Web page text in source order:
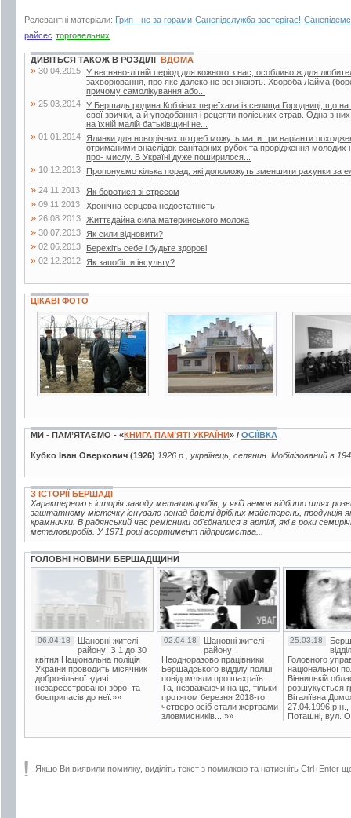
Релевантні матеріали: Грип - не за горами Санепідслужба застерігає!
райсес торговельних
ДИВІТЬСЯ ТАКОЖ В РОЗДІЛІ ВДОМА
» 30.04.2015 У весняно-літній період для кожного з нас, особливо ж для
захворювання, про яке далеко не всі знають. Хвороба Лайма
причому самолікування або...
» 25.03.2014 У Бершадь родина Кобзіних переїхала із селища Городниці, що
свої звички, а й уподобання і рецепти поліських страв. Одна з
на їхній малій батьківщині не...
» 01.01.2014
Ялинки для новорічних потреб можуть мати три варіанти
отриманими внаслідок санітарних рубок та прорідження
про- мислу. В Україні дуже поширилося...
» 10.12.2013 Пропонуємо кілька порад, які допоможуть зменшити рахунки за
» 24.11.2013 Як боротися зі стресом
» 09.11.2013 Хронічна серцева недостатність
» 26.08.2013 Життєдайна сила материнського молока
» 30.07.2013 Як сили відновити?
» 02.06.2013 Бережіть себе і будьте здорові
» 02.12.2012 Як запобігти інсульту?
ЦІКАВІ ФОТО
3 фото 6 фото 5 фото
МИ - ПАМ’ЯТАЄМО - «КНИГА ПАМ’ЯТІ УКРАЇНИ» / ОСІЇВКА
Кубко Іван Оверкович (1926) 1926 р., українець, селянин. Мобілізований в
З ІСТОРІЇ БЕРШАДІ
Характерною є історія заводу металовиробів, у якій немов відбито шлях
заштатному містечку існувало понад двісті дрібних майстерень, продукція
крамнички. В радянський час ремісники об'єдналися в артілі, які в роки
металовиробів. У 1971 році асортимент підприємства...
ГОЛОВНІ НОВИНИ БЕРШАДЩИНИ
06.04.18
Шановні жителі
району! З 1 до 30
квітня Національна поліція
України проводить місячник
добровільної здачі
незареєстрованої зброї та
боєприпасів до неї.»»
02.04.18
Шановні жителі
району!
Неодноразово працівники
Бершадського відділу поліції
повідомляли про шахраїв.
Та, незважаючи на це, тільки
протягом березня 2018-го
четверо осіб стали жертвами
зловмисників....»»
25.03.18
Головного
національної
Вінницькій
розшукується
Віталіївна
27.04.1996 р.н.,
Поташні, вул.
Якщо Ви виявили помилку, виділіть текст з помилкою та натисніть Ctrl+Enter